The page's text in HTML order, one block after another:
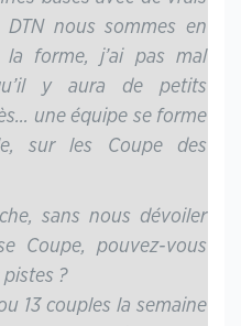
nous sommes en
forme, j’ai pas mal
y aura de petits
une équipe se forme
sur les Coupe des
sans nous dévoiler
Coupe, pouvez-vous
?
13 couples la semaine